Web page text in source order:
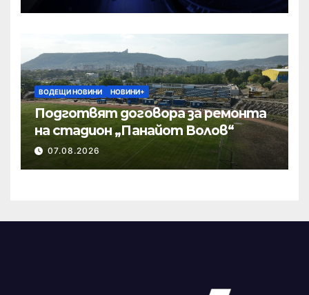
ВОДЕЩИ НОВИНИ НОВИНИ+
Подготвят договора за ремонта
на стадион „Панайот Волов“
07.08.2026